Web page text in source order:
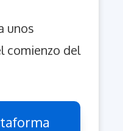
unos
comienzo del